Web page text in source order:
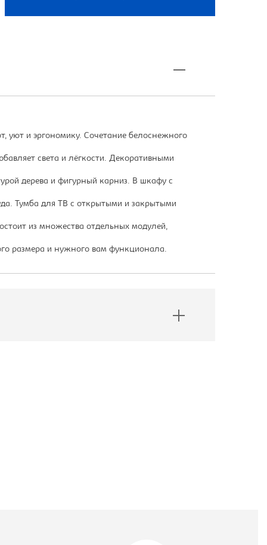
уют и эргономику. Сочетание белоснежного
света и лёгкости. Декоративными
дерева и фигурный карниз. В шкафу с
Тумба для ТВ с открытыми и закрытыми
из множества отдельных модулей,
размера и нужного вам функционала.